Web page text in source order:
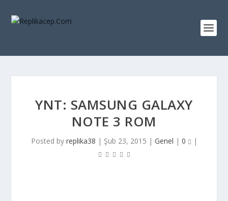
YNT: SAMSUNG GALAXY
NOTE 3 ROM
Posted by replika38 | Şub 23, 2015 | Genel | 0 |